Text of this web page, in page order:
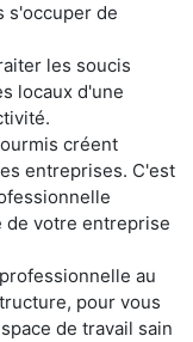
s'occuper de
les soucis
locaux d'une
créent
entreprises. C'est
de votre entreprise
au
pour vous
de travail sain